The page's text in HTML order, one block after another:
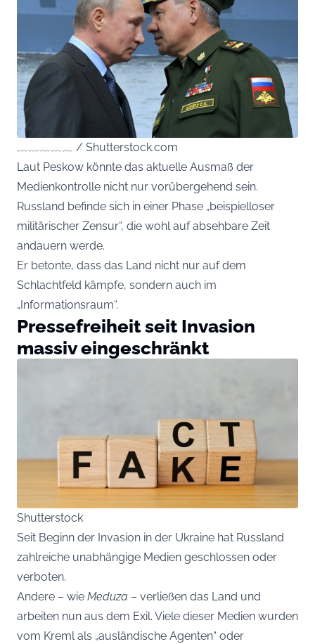
﹏﹏﹏﹏﹏ / Shutterstock.com
Laut Peskow könnte das aktuelle Ausmaß der
Medienkontrolle nicht nur vorübergehend sein.
Russland befinde sich in einer Phase „beispielloser
militärischer Zensur“, die wohl auf absehbare Zeit
andauern werde.
Er betonte, dass das Land nicht nur auf dem
Schlachtfeld kämpfe, sondern auch im
„Informationsraum“.
Pressefreiheit seit Invasion
massiv eingeschränkt
Shutterstock
Seit Beginn der Invasion in der Ukraine hat Russland
zahlreiche unabhängige Medien geschlossen oder
verboten.
Andere – wie Meduza – verließen das Land und
arbeiten nun aus dem Exil. Viele dieser Medien wurden
vom Kreml als „ausländische Agenten“ oder